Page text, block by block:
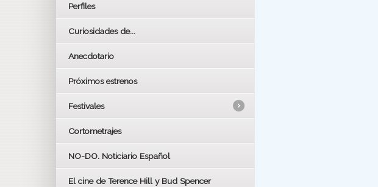
Perfiles
Curiosidades de...
Anecdotario
Próximos estrenos
Festivales
LOS OSCARS
BAFTA
Cortometrajes
NO-DO. Noticiario Español
El cine de Terence Hill y Bud Spencer